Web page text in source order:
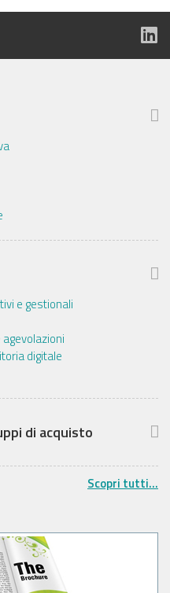
e gestionali
digitale
di acquisto
Scopri tutti...